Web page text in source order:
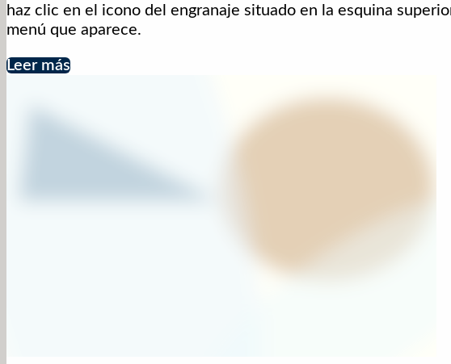
haz clic en el icono del engranaje situado en la esquina
menú que aparece.
Leer más